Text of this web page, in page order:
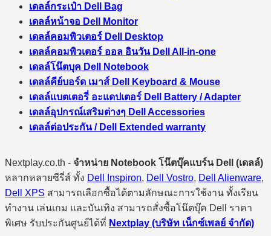
เดลล์กระเป๋า Dell Bag
เดลล์หน้าจอ Dell Monitor
เดลล์คอมพิวเตอร์ Dell Desktop
เดลล์คอมพิวเตอร์ ออล อินวัน Dell All-in-one
เดลล์โน๊ตบุค Dell Notebook
เดลล์คีย์บอร์ด เมาส์ Dell Keyboard & Mouse
เดลล์แบตเตอรี่ อะแดปเตอร์ Dell Battery / Adapter
เดลล์อุปกรณ์เสริมต่างๆ Dell Accessories
เดลล์ต่อประกัน / Dell Extended warranty
Nextplay.co.th - จำหน่าย Notebook โน๊ตบุ๊คแบร์น Dell (เดลล์)
หลากหลายซีรี่ส์ ทั้ง Dell Inspiron, Dell Vostro, Dell Alienware,
Dell XPS สามารถเลือกซื้อได้ตามลักษณะการใช้งาน ทั้งเรียน
ทำงาน เล่นเกม และบันเทิง สามารถสั่งซื้อโน๊ตบุ๊ค Dell ราคา
พิเศษ รับประกันศูนย์ได้ที่ Nextplay (บริษัท เน็กซ์เพลย์ จำกัด)